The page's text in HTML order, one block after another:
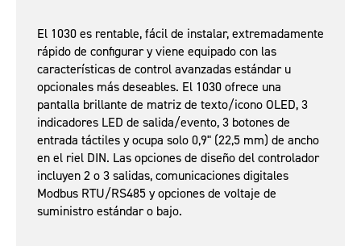
El 1030 es rentable, fácil de instalar, extremadamente
rápido de configurar y viene equipado con las
características de control avanzadas estándar u
opcionales más deseables. El 1030 ofrece una
pantalla brillante de matriz de texto/icono OLED, 3
indicadores LED de salida/evento, 3 botones de
entrada táctiles y ocupa solo 0,9" (22,5 mm) de ancho
en el riel DIN. Las opciones de diseño del controlador
incluyen 2 o 3 salidas, comunicaciones digitales
Modbus RTU/RS485 y opciones de voltaje de
suministro estándar o bajo.